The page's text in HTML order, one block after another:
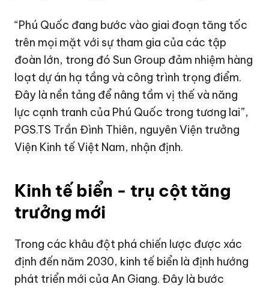
“Phú Quốc đang bước vào giai đoạn tăng tốc
trên mọi mặt với sự tham gia của các tập
đoàn lớn, trong đó Sun Group đảm nhiệm hàng
loạt dự án hạ tầng và công trình trọng điểm.
Đây là nền tảng để nâng tầm vị thế và năng
lực cạnh tranh của Phú Quốc trong tương lai”,
PGS.TS Trần Đình Thiên, nguyên Viện trưởng
Viện Kinh tế Việt Nam, nhận định.
Kinh tế biển - trụ cột tăng
trưởng mới
Trong các khâu đột phá chiến lược được xác
định đến năm 2030, kinh tế biển là định hướng
phát triển mới của An Giang. Đây là bước